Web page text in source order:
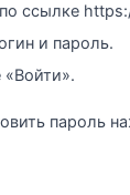
ссылке
и пароль.
пароль